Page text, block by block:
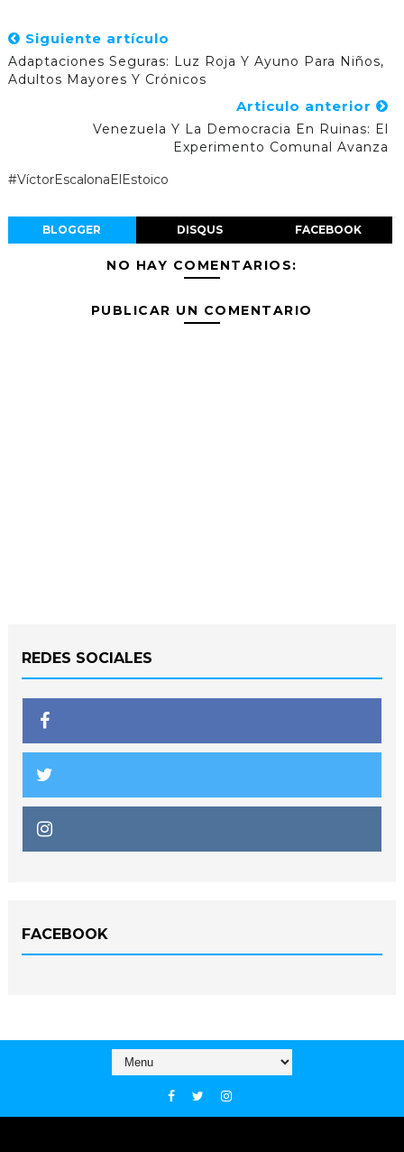
Siguiente artículo
Adaptaciones Seguras: Luz Roja Y Ayuno Para Niños,
Adultos Mayores Y Crónicos
Articulo anterior
Venezuela Y La Democracia En Ruinas: El
Experimento Comunal Avanza
#VíctorEscalonaElEstoico
BLOGGER DISQUS FACEBOOK
NO HAY COMENTARIOS:
PUBLICAR UN COMENTARIO
REDES SOCIALES
FACEBOOK